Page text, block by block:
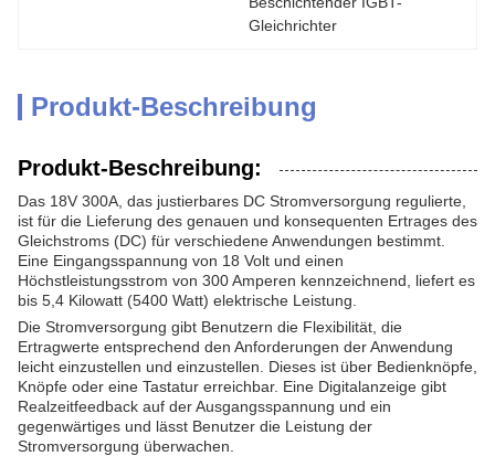
Gleichrichter
Produkt-Beschreibung
Produkt-Beschreibung:
Das 18V 300A, das justierbares DC Stromversorgung regulierte,
ist für die Lieferung des genauen und konsequenten Ertrages des
Gleichstroms (DC) für verschiedene Anwendungen bestimmt.
Eine Eingangsspannung von 18 Volt und einen
Höchstleistungsstrom von 300 Amperen kennzeichnend, liefert es
bis 5,4 Kilowatt (5400 Watt) elektrische Leistung.
Die Stromversorgung gibt Benutzern die Flexibilität, die
Ertragwerte entsprechend den Anforderungen der Anwendung
leicht einzustellen und einzustellen. Dieses ist über Bedienknöpfe,
Knöpfe oder eine Tastatur erreichbar. Eine Digitalanzeige gibt
Realzeitfeedback auf der Ausgangsspannung und ein
gegenwärtiges und lässt Benutzer die Leistung der
Stromversorgung überwachen.